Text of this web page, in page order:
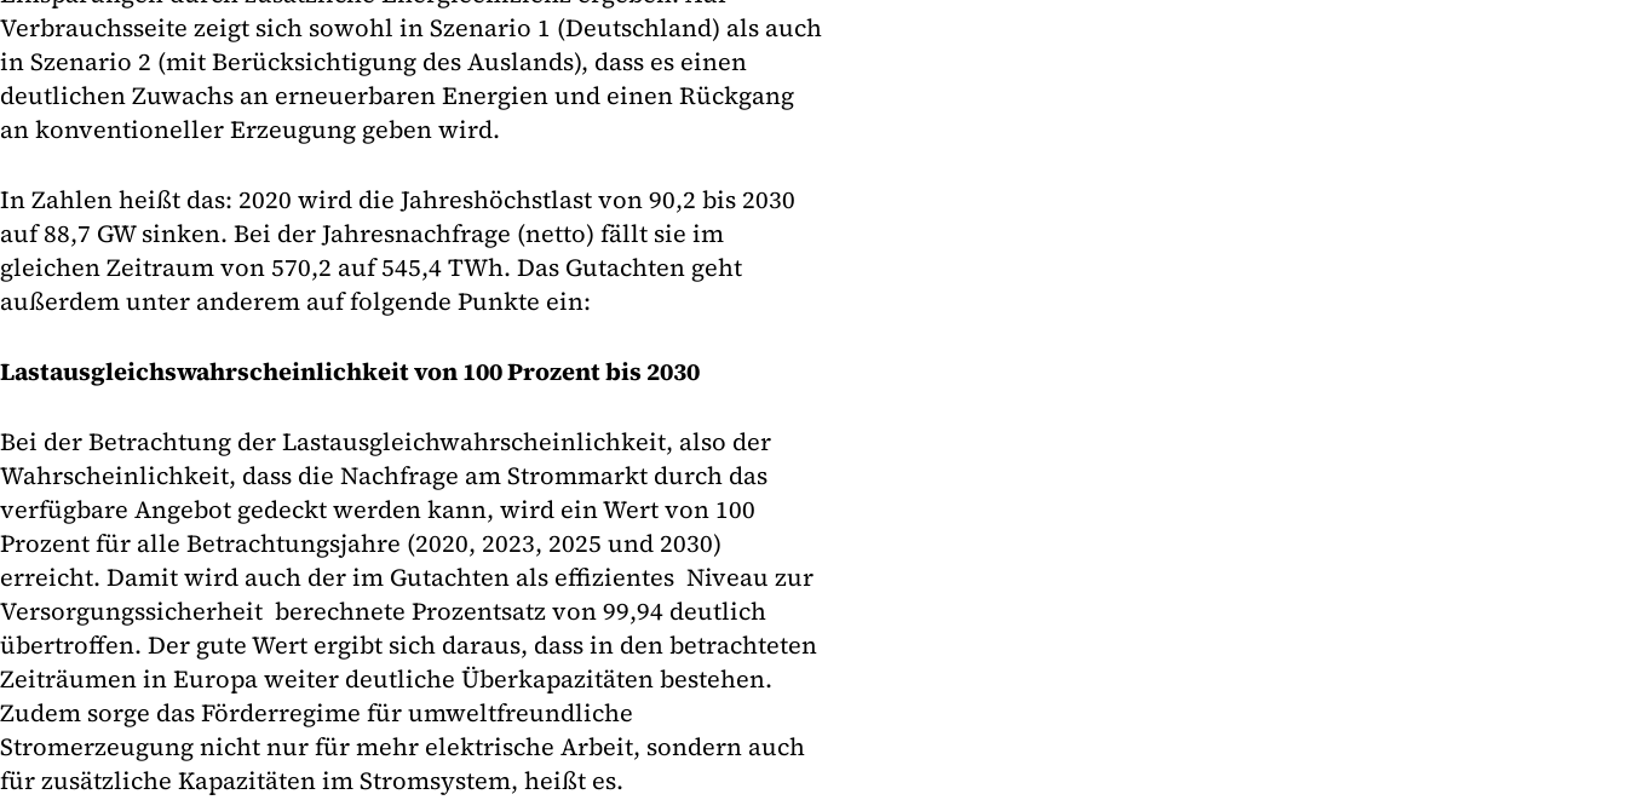
Verbrauchsseite zeigt sich sowohl in Szenario 1 (Deutschland) als auch
in Szenario 2 (mit Berücksichtigung des Auslands), dass es einen
deutlichen Zuwachs an erneuerbaren Energien und einen Rückgang
an konventioneller Erzeugung geben wird.
In Zahlen heißt das: 2020 wird die Jahreshöchstlast von 90,2 bis 2030
auf 88,7 GW sinken. Bei der Jahresnachfrage (netto) fällt sie im
gleichen Zeitraum von 570,2 auf 545,4 TWh. Das Gutachten geht
außerdem unter anderem auf folgende Punkte ein:
Lastausgleichswahrscheinlichkeit von 100 Prozent bis 2030
Bei der Betrachtung der Lastausgleichwahrscheinlichkeit, also der
Wahrscheinlichkeit, dass die Nachfrage am Strommarkt durch das
verfügbare Angebot gedeckt werden kann, wird ein Wert von 100
Prozent für alle Betrachtungsjahre (2020, 2023, 2025 und 2030)
erreicht. Damit wird auch der im Gutachten als effizientes Niveau zur
Versorgungssicherheit berechnete Prozentsatz von 99,94 deutlich
übertroffen. Der gute Wert ergibt sich daraus, dass in den betrachteten
Zeiträumen in Europa weiter deutliche Überkapazitäten bestehen.
Zudem sorge das Förderregime für umweltfreundliche
Stromerzeugung nicht nur für mehr elektrische Arbeit, sondern auch
für zusätzliche Kapazitäten im Stromsystem, heißt es.